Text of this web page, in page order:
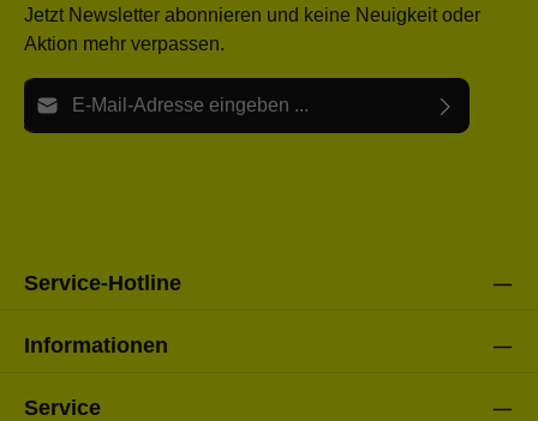
Jetzt Newsletter abonnieren und keine Neuigkeit oder
Aktion mehr verpassen.
E-Mail-Adresse*
Service-Hotline
Informationen
Service